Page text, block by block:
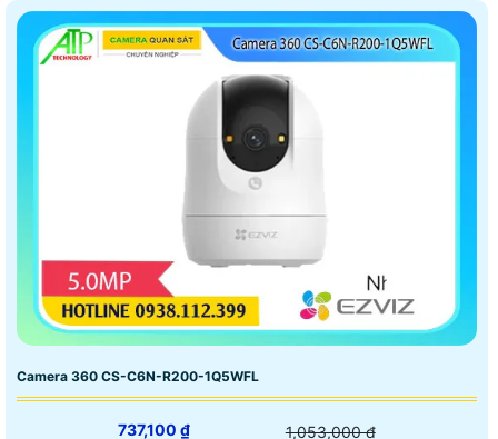
Camera 360 CS-C6N-R200-1Q5WFL
737,100 ₫ 1,053,000 ₫